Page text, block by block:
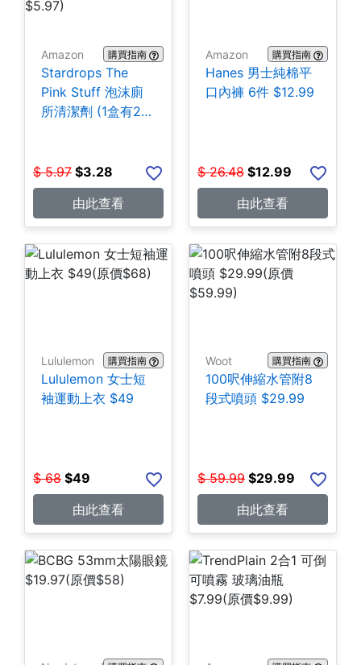
Amazon 購買指南
Stardrops The
Pink Stuff 泡沫廁
所清潔劑 (1盒有2
$ 5.97 $3.28
由此查看
Amazon 購買指南
Hanes 男士純棉平
口內褲 6件 $12.99
$ 26.48 $12.99
由此查看
Lululemon 購買指南
Lululemon 女士短
袖運動上衣 $49
$ 68 $49
由此查看
Woot 購買指南
100呎伸縮水管附8
段式噴頭 $29.99
$ 59.99 $29.99
由此查看